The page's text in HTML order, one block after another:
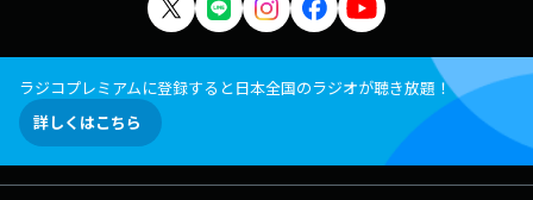
ラジコプレミアムに登録すると日本全国のラジオが聴き放題！
詳しくはこちら